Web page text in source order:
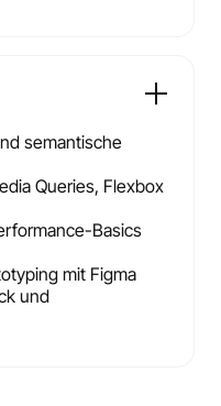
semantische
Queries, Flexbox
Basics
mit Figma
und